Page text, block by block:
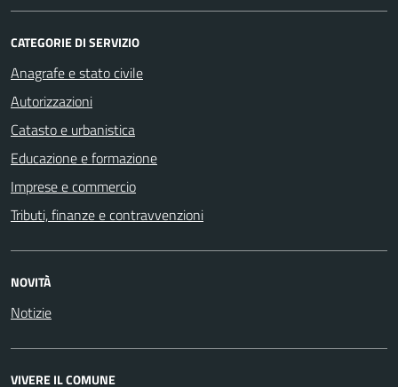
CATEGORIE DI SERVIZIO
Anagrafe e stato civile
Autorizzazioni
Catasto e urbanistica
Educazione e formazione
Imprese e commercio
Tributi, finanze e contravvenzioni
NOVITÀ
Notizie
VIVERE IL COMUNE